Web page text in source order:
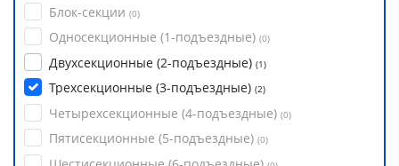
Блок-секции (0)
Односекционные (1-подъездные) (0)
Двухсекционные (2-подъездные) (1)
Трехсекционные (3-подъездные) (2)
Четырехсекционные (4-подъездные) (0)
Пятисекционные (5-подъездные) (0)